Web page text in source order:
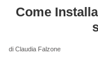
Come
di Claudia Falzone